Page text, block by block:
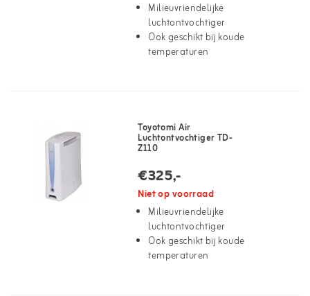
Milieuvriendelijke
luchtontvochtiger
Ook geschikt bij koude
temperaturen
Toyotomi Air
Luchtontvochtiger TD-
Z110
€325,-
Niet op voorraad
Milieuvriendelijke
luchtontvochtiger
Ook geschikt bij koude
temperaturen